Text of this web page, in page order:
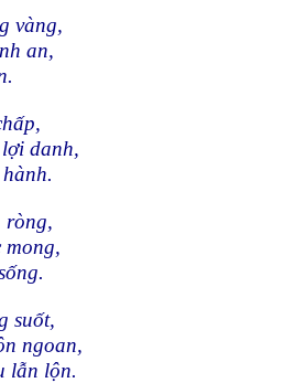
vàng,
an,
danh,
ròng,
mong,
suốt,
ngoan,
lẫn lộn.